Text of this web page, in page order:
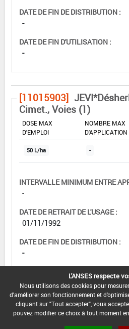
DATE DE FIN DE DISTRIBUTION :
-
DATE DE FIN D'UTILISATION :
-
[11015903]
Cimet., Voies (1)
DOSE MAX
D'EMPLOI
NOMBRE MAX
D'APPLICATION
50 L/ha -
INTERVALLE MINIMUM ENTRE
-
DATE DE RETRAIT DE L'USAGE :
01/11/1992
DATE DE FIN DE DISTRIBUTION :
-
DATE DE FIN D'UTILISATION :
-
L'ANSES respecte
Nous utilisons des cookies pour
d'améliorer son fonctionnement et
cliquant sur "Tout accepter", vous
pouvez modifier ce choix à tout moment